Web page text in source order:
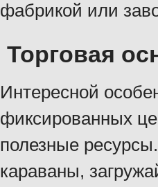
фабрикой или
Торговая
Интересной
фиксированных
полезные
караваны,